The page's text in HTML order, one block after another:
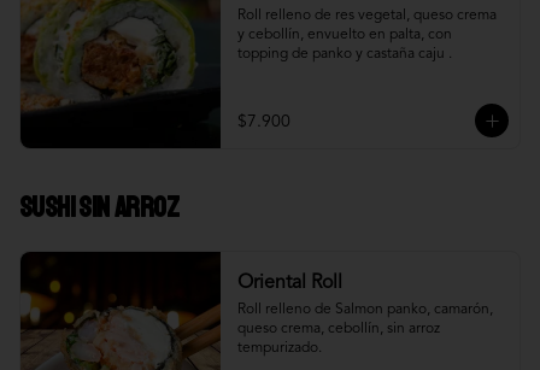
Roll relleno de res vegetal, queso crema
y cebollín, envuelto en palta, con
topping de panko y castaña caju .
$7.900
Sushi Sin Arroz
Oriental Roll
Roll relleno de Salmon panko, camarón,
queso crema, cebollín, sin arroz
tempurizado.